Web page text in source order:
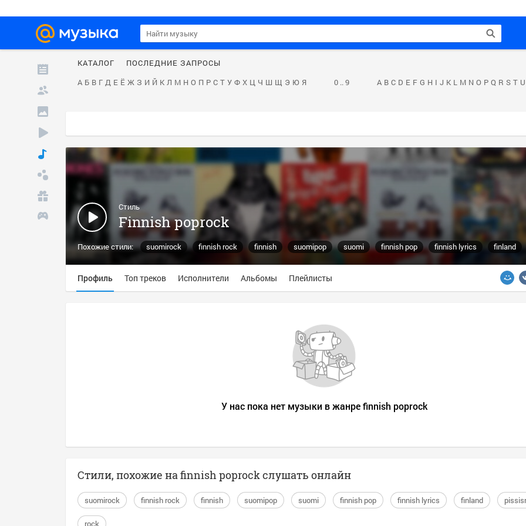
КАТАЛОГ
ПОСЛЕДНИЕ ЗАПРОСЫ
А Б В Г Д Е Ё Ж З И Й К Л М Н О П Р С Т У Ф Х Ц Ч Ш Щ Э Ю Я 0 .. 9 A B C D E F G H I J K L M N O P Q R S T U
Стиль
Finnish poprock
Похожие стили: suomirock finnish rock finnish suomipop suomi finnish pop finnish lyrics
finland
pissisrock
Профиль Топ треков Исполнители Альбомы Плейлисты
У нас пока нет музыки в жанре finnish poprock
Стили, похожие на finnish poprock слушать онлайн
suomirock finnish rock finnish suomipop suomi finnish pop finnish lyrics finland
rock